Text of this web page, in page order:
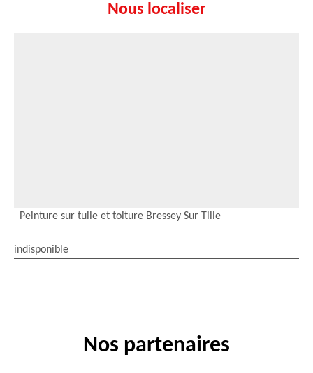
Nous localiser
Peinture sur tuile et toiture Bressey Sur Tille
indisponible
Nos partenaires